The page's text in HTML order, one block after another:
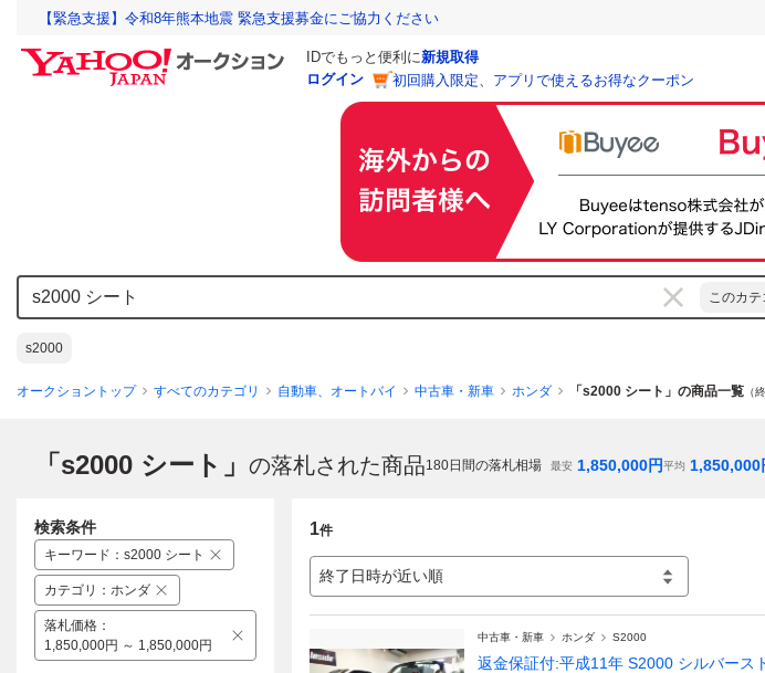
【緊急支援】令和8年熊本地震 緊急支援募金にご協力ください
IDでもっと便利に新規取得
ログイン
初回購入限定、アプリで使えるお得なクーポン
このカテ
s2000
オークショントップ すべてのカテゴリ 自動車、オートバイ 中古車・新車 ホンダ 「s2000 シート」の商品一覧 （
「s2000 シート」 の落札された商品180日間の落札相場 最安 1,850,000円平均 1,850,000
1件
終了日時が近い順
中古車・新車 ホンダ S2000
返金保証付:平成11年 S2000 シルバース
検索条件
キーワード ： s2000 シート
カテゴリ ： ホンダ
落札価格 ：
1,850,000円 ～ 1,850,000円